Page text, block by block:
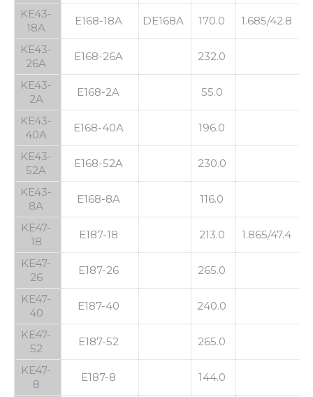
KE43-
18A
E168-18A DE168A 170.0 1.685/42.8
KE43-
26A
E168-26A 232.0
KE43-
2A
E168-2A 55.0
KE43-
40A
E168-40A 196.0
KE43-
52A
E168-52A 230.0
KE43-
8A
E168-8A 116.0
KE47-
18
E187-18 213.0 1.865/47.4
KE47-
26
E187-26 265.0
KE47-
40
E187-40 240.0
KE47-
52
E187-52 265.0
KE47-
8
E187-8 144.0